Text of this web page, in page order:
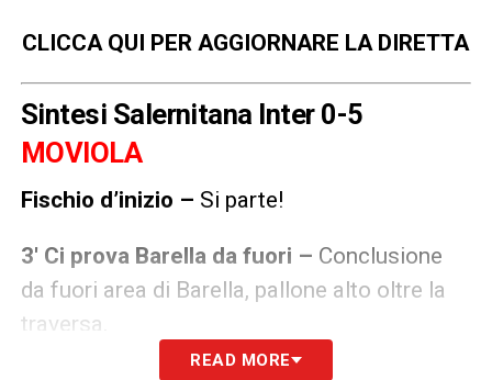
CLICCA QUI PER AGGIORNARE LA DIRETTA
Sintesi Salernitana Inter 0-5
MOVIOLA
Fischio d’inizio – Si parte!
3′ Ci prova Barella da fuori – Conclusione
da fuori area di Barella, pallone alto oltre la
traversa.
READ MORE